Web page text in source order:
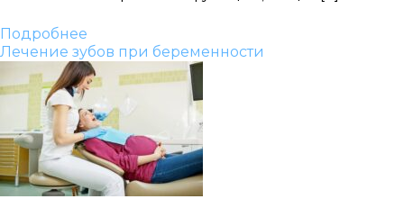
Подробнее
Лечение зубов при беременности